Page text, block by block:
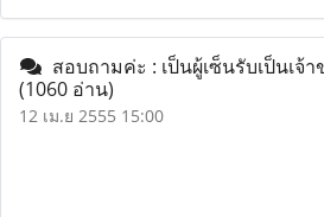
สอบถามค่ะ : เป็นผู้เซ็นรับเป็นเจ้
(1060 อ่าน)
12 เม.ย 2555 15:00